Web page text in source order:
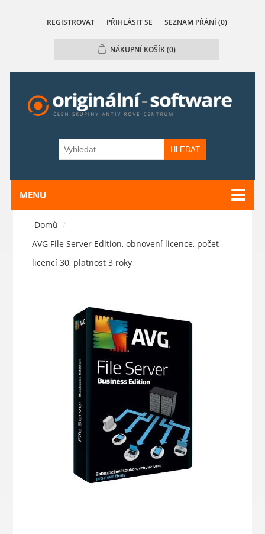
REGISTROVAT PŘIHLÁSIT SE SEZNAM PŘÁNÍ (0)
NÁKUPNÍ KOŠÍK(0)
HLEDAT
MENU
Domů /
AVG File Server Edition, obnovení licence, počet
licencí 30, platnost 3 roky